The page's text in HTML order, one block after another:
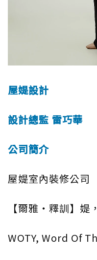
屋媞設計
設計總監 雷巧華
公司簡介
屋媞室內裝修公司
【爾雅・釋訓】媞
WOTY, Word Of